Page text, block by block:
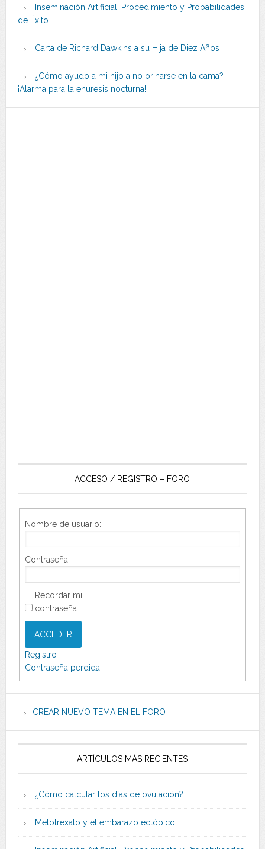
Inseminación Artificial: Procedimiento y Probabilidades
de Éxito
Carta de Richard Dawkins a su Hija de Diez Años
¿Cómo ayudo a mi hijo a no orinarse en la cama?
¡Alarma para la enuresis nocturna!
ACCESO / REGISTRO – FORO
Nombre de usuario:
Contraseña:
Recordar mi
contraseña
ACCEDER
Registro
Contraseña perdida
CREAR NUEVO TEMA EN EL FORO
ARTÍCULOS MÁS RECIENTES
¿Cómo calcular los días de ovulación?
Metotrexato y el embarazo ectópico